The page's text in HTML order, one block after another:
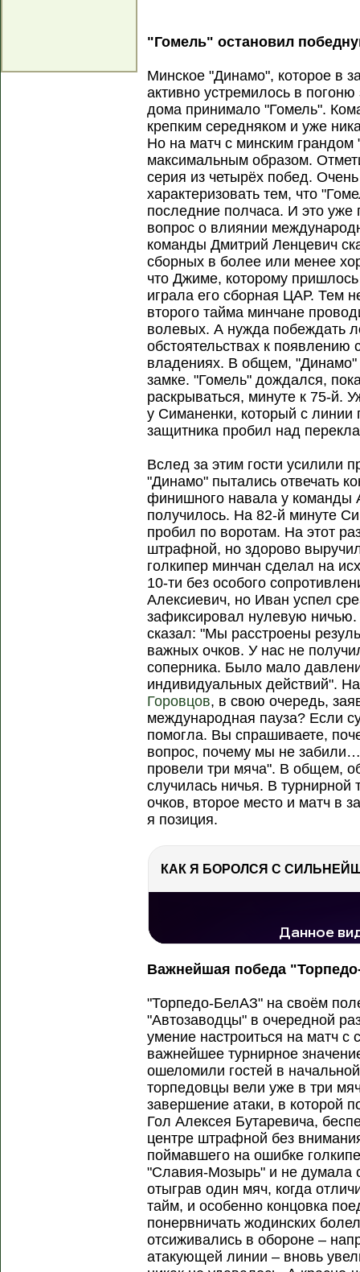
"Гомель" остановил
Минское "Динамо", которое в
активно устремилось в
дома принимало "Гомель".
крепким середняком и уже
Но на матч с минским грандом
максимальным образом.
серия из четырёх побед.
характеризовать тем, что
последние полчаса. И это
вопрос о влиянии
команды Дмитрий Ленцевич
сборных в более или менее
что Джиме, которому
играла его сборная ЦАР. Тем
второго тайма минчане
волевых. А нужда побеждать
обстоятельствах к появлению
владениях. В общем, "Динамо"
замке. "Гомель" дождался,
раскрываться, минуте к 75-й.
у Симаненки, который с
защитника пробил над
Вслед за этим гости усилили
"Динамо" пытались отвечать
финишного навала у команды
получилось. На 82-й минуте
пробил по воротам. На этот
штрафной, но здорово
голкипер минчан сделал на
10-ти без особого
Алексиевич, но Иван успел
зафиксировал нулевую
сказал: "Мы расстроены
важных очков. У нас не
соперника. Было мало
индивидуальных действий".
Горовцов, в свою очередь,
международная пауза? Если
помогла. Вы спрашиваете,
вопрос, почему мы не
провели три мяча". В общем,
случилась ничья. В
очков, второе место и матч в
я позиция.
Важнейшая победа
"Торпедо-БелАЗ" на своём
"Автозаводцы" в очередной
умение настроиться на матч
важнейшее турнирное
ошеломили гостей в
торпедовцы вели уже в три
завершение атаки, в которой
Гол Алексея Бутаревича,
центре штрафной без
поймавшего на ошибке
"Славия-Мозырь" и не думала
отыграв один мяч, когда
тайм, и особенно концовка
понервничать жодинских
отсиживались в обороне –
атакующей линии – вновь